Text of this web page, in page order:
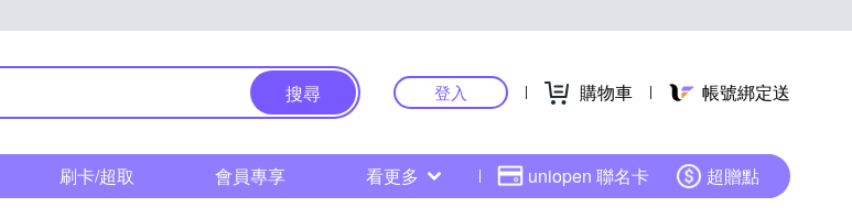
搜尋 登入 購物車 帳號綁定送
刷卡/超取 會員專享 看更多 uniopen 聯名卡 超贈點